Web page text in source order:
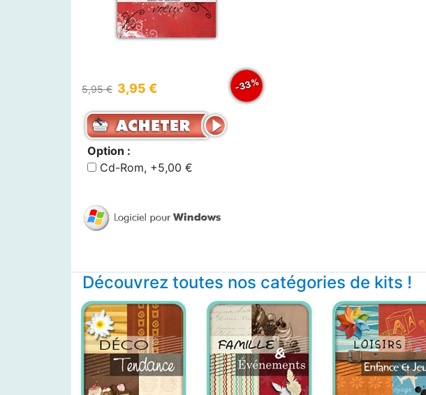
5,95 € 3,95 € -33%
Option :
Cd-Rom, +5,00 €
Découvrez toutes nos catégories de kits !